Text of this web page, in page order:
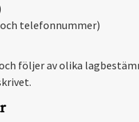
telefonnummer)
följer av olika